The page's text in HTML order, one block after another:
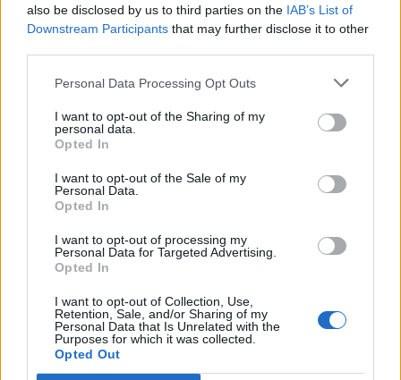
also be disclosed by us to third parties on the IAB’s List of
Downstream Participants that may further disclose it to other
Personal Data Processing Opt Outs
I want to opt-out of the Sharing of my
personal data.
Opted In
I want to opt-out of the Sale of my
Personal Data.
Opted In
I want to opt-out of processing my
Personal Data for Targeted Advertising.
Opted In
I want to opt-out of Collection, Use,
Retention, Sale, and/or Sharing of my
Personal Data that Is Unrelated with the
Purposes for which it was collected.
Opted Out
Svar:
0 10 Februar 2026
Mini event Tilbudspakker (2026)
Svar:
1 9 April 2026
Mini event Sødt bytte tilbud (2026)
Mini event
MOD-Ara
Mini event Susis turbogødning tilbud (2026)
MOD-Ara
Svar:
7
Mini event Susis supergødning tilbud (2026)
MOD-Ara ... 2
Svar:
MOD-Ara ... 2
Svar: 27 Tirsdag kl. 09:01
Mini event Stiklinge galskab (2026)
MOD-Ara